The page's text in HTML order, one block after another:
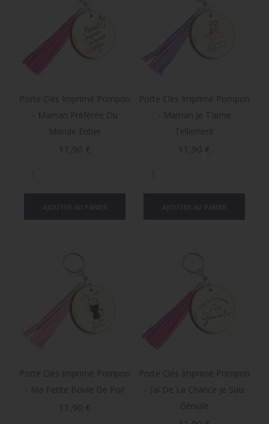
Porte Clés Imprimé Pompon
- Maman Préférée Du
Monde Entier
Prix
11,90 €
Porte Clés Imprimé Pompon
- Maman Je T’aime
Tellement
Prix
11,90 €
Porte Clés Imprimé Pompon
- Ma Petite Boule De Poil
Prix
11,90 €
Porte Clés Imprimé Pompon
- J’ai De La Chance Je Suis
Géniale